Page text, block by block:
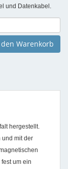
und Datenkabel.
Warenkorb
hergestellt.
und mit der
um ein